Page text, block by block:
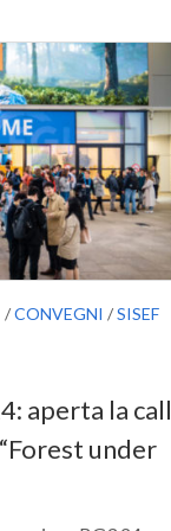
/CONVEGNI /SISEF
aperta la call
under